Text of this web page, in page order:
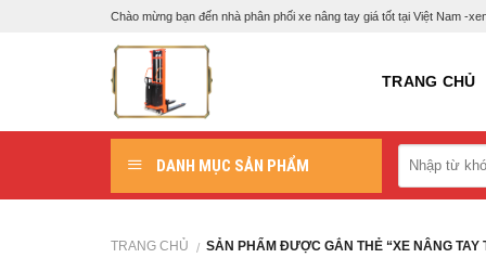
Chào mừng bạn đến nhà phân phối xe nâng tay giá tốt tại Việt Nam -
TRANG CHỦ
DANH MỤC SẢN PHẨM
TRANG CHỦ / SẢN PHẨM ĐƯỢC GẮN THẺ “XE NÂNG TAY